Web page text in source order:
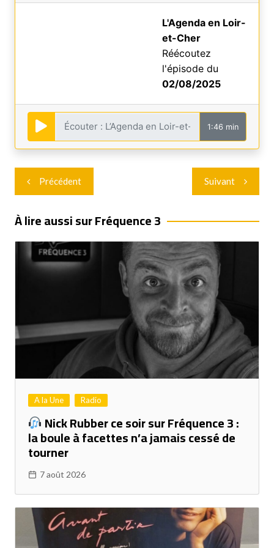
L'Agenda en Loir-
et-Cher
Réécoutez
l'épisode du
02/08/2025
1:46 min
Navigation
de
l’article
Précédent Suivant
À lire aussi sur Fréquence 3
A la Une Radio
Nick Rubber ce soir sur Fréquence 3 :
la boule à facettes n’a jamais cessé de
tourner
7 août 2026